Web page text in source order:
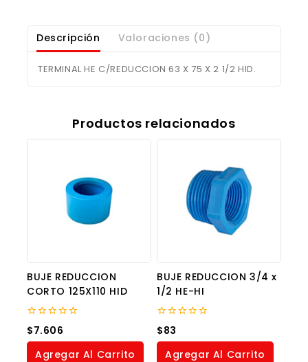
Descripción Valoraciones (0)
TERMINAL HE C/REDUCCION 63 X 75 X 2 1/2 HID.
Productos relacionados
BUJE REDUCCION
CORTO 125X110 HID
0
out
of
$7.606
Agregar Al Carrito
BUJE REDUCCION 3/4 x
1/2 HE-HI
0
out
of
$83
Agregar Al Carrito